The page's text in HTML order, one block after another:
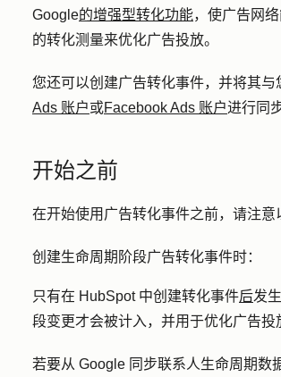
Google的增强型转化功能，使广告网
的转化测量来优化广告投放。
您还可以创建广告转化事件，并将其与
Ads 账户或Facebook Ads 账户进行同
开始之前
在开始使用广告转化事件之前，请注意
创建生命周期阶段广告转化事件时：
只有在 HubSpot 中创建转化事件后发
段变更才会被计入，并用于优化广告投
若要从 Google 同步联系人生命周期数